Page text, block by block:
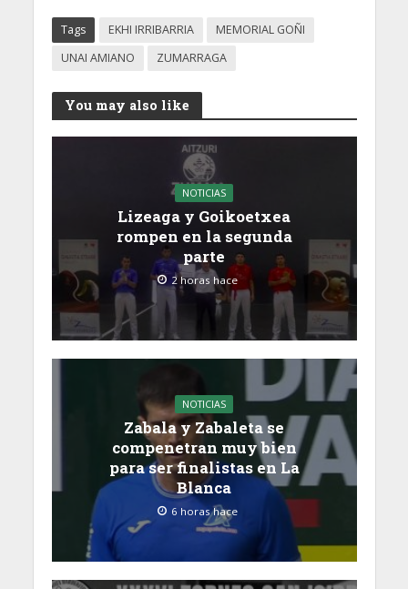
Tags EKHI IRRIBARRIA
MEMORIAL GOÑI
UNAI AMIANO
ZUMARRAGA
You may also like
NOTICIAS
Lizeaga y Goikoetxea
rompen en la segunda
parte
2 horas hace
NOTICIAS
Zabala y Zabaleta se
compenetran muy bien
para ser finalistas en La
Blanca
6 horas hace